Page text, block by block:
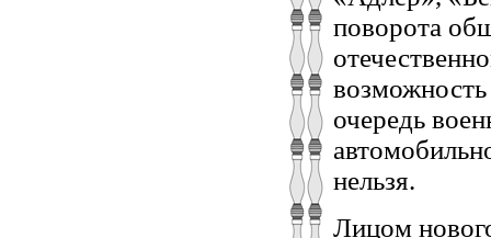
поворота
возможность
очередь
нельзя.
Лицом